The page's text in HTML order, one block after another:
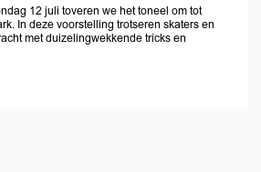
12 juli toveren we het toneel om tot
In deze voorstelling trotseren skaters en
met duizelingwekkende tricks en